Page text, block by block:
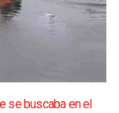
se buscaba en el